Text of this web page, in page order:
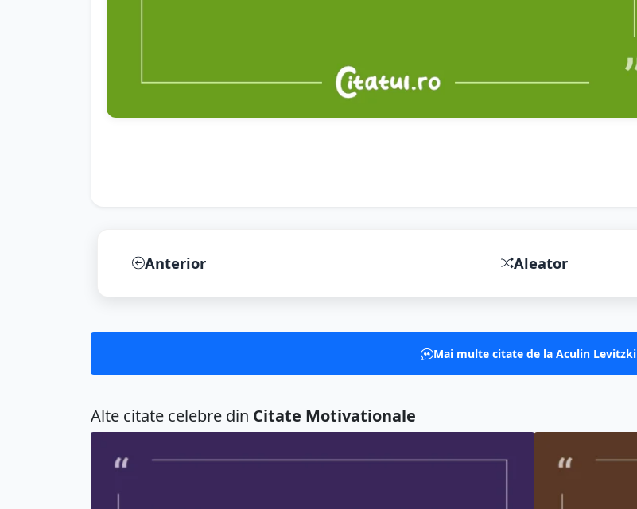
Anterior Aleator
Mai multe citate de la Aculin Levitzki
Alte citate celebre din Citate Motivationale